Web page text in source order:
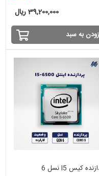
39,200,000 ریال
به سبد
پردازنده کیس I5 نسل 6